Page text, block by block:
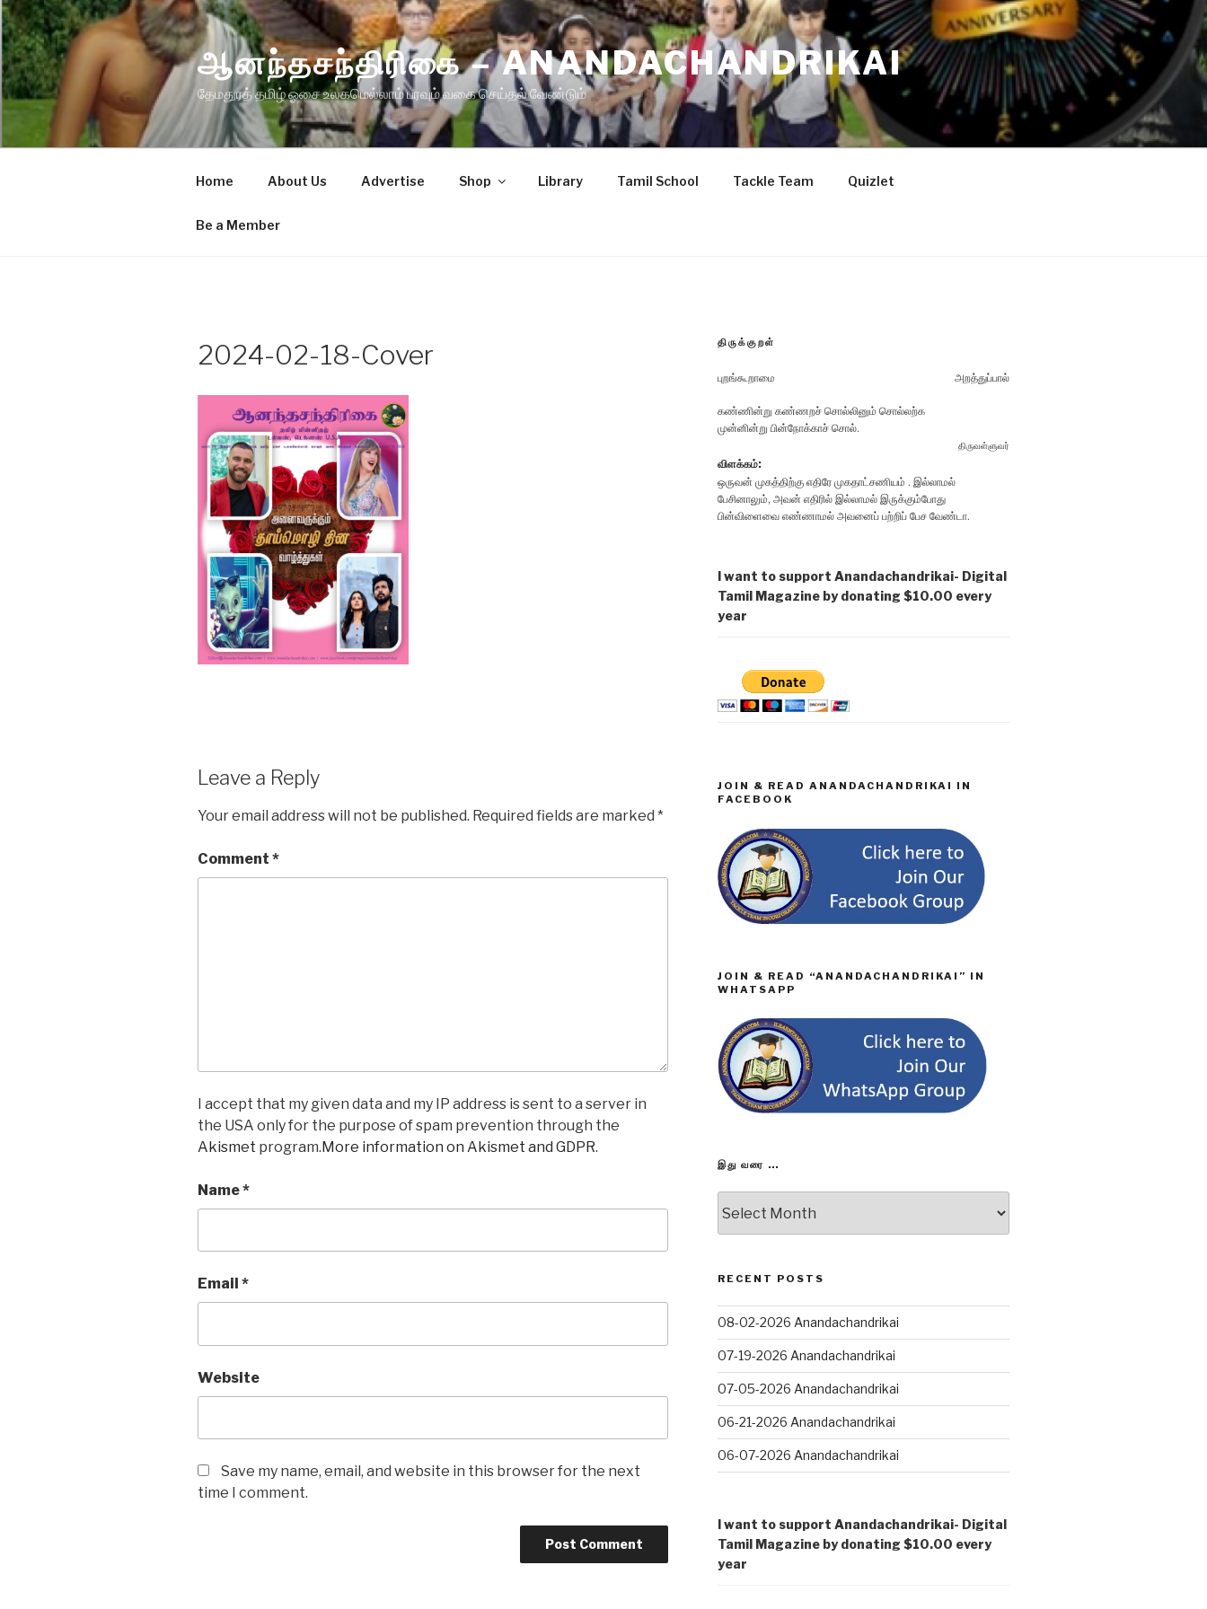
Skip
to
content
ஆனந்தசந்திரிகை – ANANDACHANDRIKAI
தேமதுரத் தமிழ் ஓசை உலகமெல்லாம் பரவும் வகை செய்தல் வேண்டும்
Home About Us Advertise Shop Library Tamil School Tackle Team Quizlet
Be a Member
2024-02-18-Cover
Leave a Reply
Your email address will not be published. Required fields are marked *
Comment *
I accept that my given data and my IP address is sent to a server in
the USA only for the purpose of spam prevention through the
Akismet program.More information on Akismet and GDPR.
Name*
Email *
Website
Save my name, email, and website in this browser for the next
time I comment.
திருக்குறள்
புறங்கூறாமை அறத்துப்பால்
கண்ணின்று கண்ணறச் சொல்லினும் சொல்லற்க
முன்னின்று பின்நோக்காச் சொல்.
திருவள்ளுவர்
விளக்கம்:
ஒருவன் முகத்திற்கு எதிரே முகதாட்சணியம் . இல்லாமல்
பேசினாலும், அவன் எதிரில் இல்லாமல் இருக்கும்போது
பின்விளைவை எண்ணாமல் அவனைப் பற்றிப் பேச வேண்டா.
I want to support Anandachandrikai- Digital
Tamil Magazine by donating $10.00 every
year
JOIN & READ ANANDACHANDRIKAI IN
FACEBOOK
JOIN & READ “ANANDACHANDRIKAI” IN
WHATSAPP
இது வரை …
வரை
…
RECENT POSTS
08-02-2026 Anandachandrikai
07-19-2026 Anandachandrikai
07-05-2026 Anandachandrikai
06-21-2026 Anandachandrikai
06-07-2026 Anandachandrikai
I want to support Anandachandrikai- Digital
Tamil Magazine by donating $10.00 every
year